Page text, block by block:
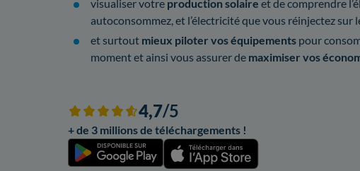
visualiser votre production solaire et de comprendre
autoconsommez, et l’électricité que vous réinjectez sur
et surtout mieux piloter vos équipements pour
moment et ainsi vous assurer de maximiser vos
4,7/5
+ de 3 millions de téléchargements !